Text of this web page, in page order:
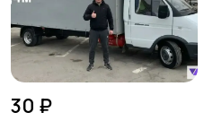
Организация
праздников
30 ₽